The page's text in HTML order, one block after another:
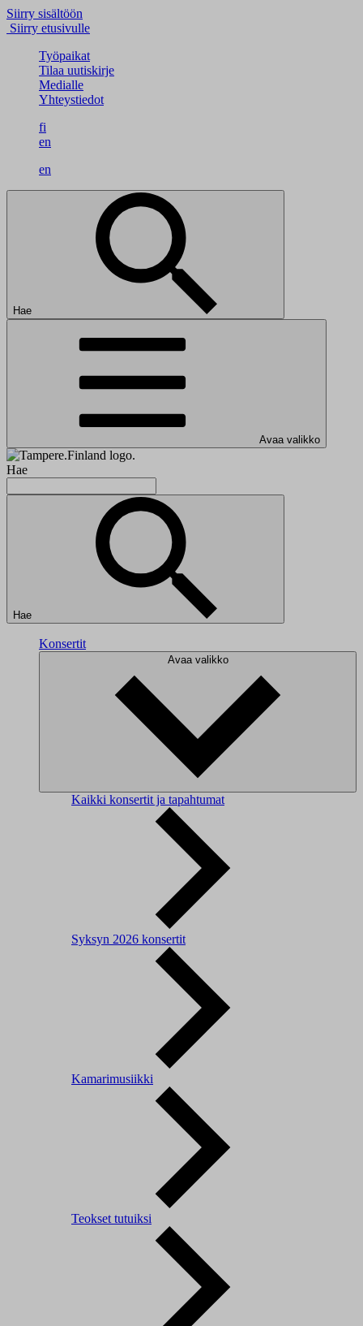
Siirry sisältöön
Siirry etusivulle
Työpaikat
Tilaa uutiskirje
Medialle
Yhteystiedot
fi
en
en
Hae
Avaa valikko
Hae
Hae
Konsertit
Avaa valikko
Kaikki konsertit ja tapahtumat
Syksyn 2026 konsertit
Kamarimusiikki
Teokset tutuiksi